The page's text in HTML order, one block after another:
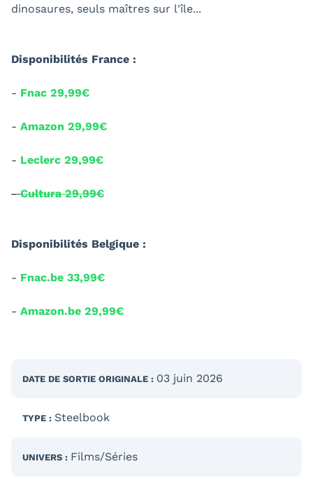
dinosaures, seuls maîtres sur l'île...
Disponibilités France :
- Fnac 29,99€
- Amazon 29,99€
- Leclerc 29,99€
-Cultura 29,99€
Disponibilités Belgique :
- Fnac.be 33,99€
- Amazon.be 29,99€
DATE DE SORTIE ORIGINALE : 03 juin 2026
TYPE : Steelbook
UNIVERS : Films/Séries